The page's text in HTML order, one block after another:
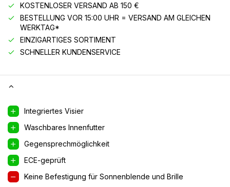
KOSTENLOSER VERSAND AB 150 €
BESTELLUNG VOR 15:00 UHR = VERSAND AM GLEICHEN
WERKTAG*
EINZIGARTIGES SORTIMENT
SCHNELLER KUNDENSERVICE
Integriertes Visier
Waschbares Innenfutter
Gegensprechmöglichkeit
ECE-geprüft
Keine Befestigung für Sonnenblende und Brille